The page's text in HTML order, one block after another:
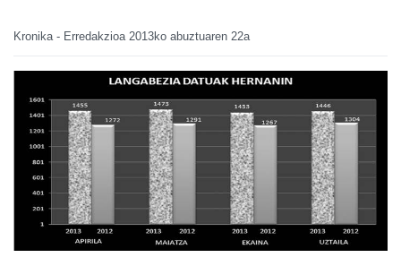
Kronika - Erredakzioa 2013ko abuztuaren 22a